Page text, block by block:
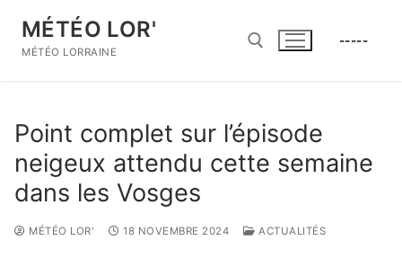
contenu
MÉTÉO LOR'
MÉTÉO LORRAINE
-----
Point complet sur l’épisode
neigeux attendu cette semaine
dans les Vosges
MÉTÉO LOR' 18 NOVEMBRE 2024 ACTUALITÉS